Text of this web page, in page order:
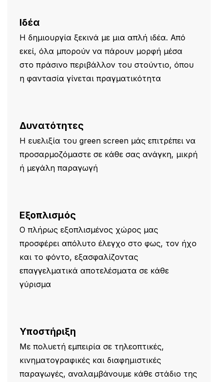
Ιδέα
Η δημιουργία ξεκινά με μια απλή ιδέα. Από
εκεί, όλα μπορούν να πάρουν μορφή μέσα
στο πράσινο περιβάλλον του στούντιο, όπου
η φαντασία γίνεται πραγματικότητα
Δυνατότητες
Η ευελιξία του green screen μάς επιτρέπει να
προσαρμοζόμαστε σε κάθε σας ανάγκη, μικρή
ή μεγάλη παραγωγή
Εξοπλισμός
Ο πλήρως εξοπλισμένος χώρος μας
προσφέρει απόλυτο έλεγχο στο φως, τον ήχο
και το φόντο, εξασφαλίζοντας
επαγγελματικά αποτελέσματα σε κάθε
γύρισμα
Υποστήριξη
Με πολυετή εμπειρία σε τηλεοπτικές,
κινηματογραφικές και διαφημιστικές
παραγωγές, αναλαμβάνουμε κάθε στάδιο της